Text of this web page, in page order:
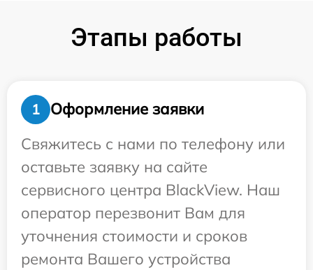
Этапы работы
1
Оформление заявки
Свяжитесь с нами по телефону или
оставьте заявку на сайте
сервисного центра BlackView. Наш
оператор перезвонит Вам для
уточнения стоимости и сроков
ремонта Вашего устройства